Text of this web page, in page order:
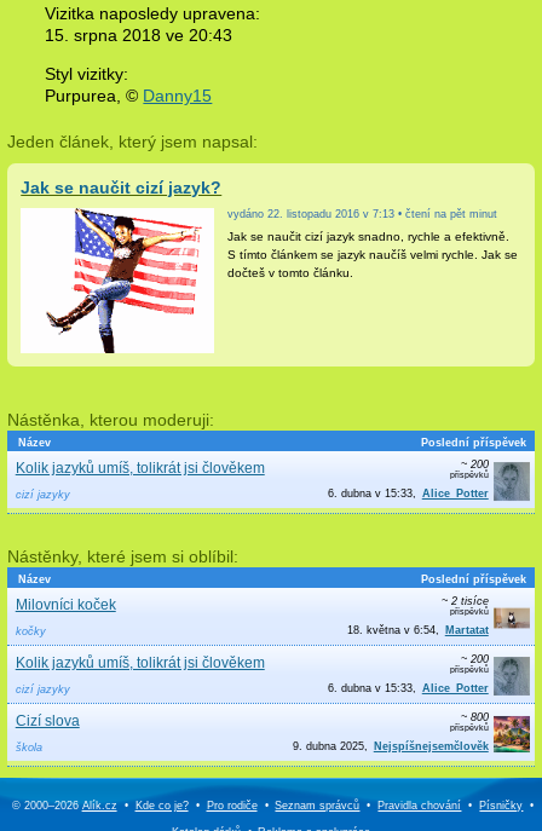
Vizitka naposledy upravena:
15. srpna 2018 ve20:43
Styl vizitky:
Purpurea, © Danny15
Jeden článek, který jsem napsal:
Jak se naučit cizí jazyk?
vydáno 22. listopadu 2016 v7:13 • čtení na pět minut
Jak se naučit cizí jazyk snadno, rychle a efektivně.
S tímto článkem se jazyk naučíš velmi rychle. Jak se
dočteš v tomto článku.
Nástěnka, kterou moderuji:
Název Poslední příspěvek
cizí jazyky
Kolik jazyků umíš, tolikrát jsi člověkem ~ 200
Alice_Potter
6. dubna v 15:33
Nástěnky, které jsem si oblíbil:
Název Poslední příspěvek
kočky
Milovníci koček ~ 2 tisíce
Martatat
18. května v 6:54
cizí jazyky
Kolik jazyků umíš, tolikrát jsi člověkem ~ 200
Alice_Potter
6. dubna v 15:33
škola
Cizí slova ~ 800
Nejspíšnejsemčlověk
9. dubna 2025
© 2000–2026Alík.cz • Kde co je? • Pro rodiče • Seznam správců • Pravidla chování • Písničky •